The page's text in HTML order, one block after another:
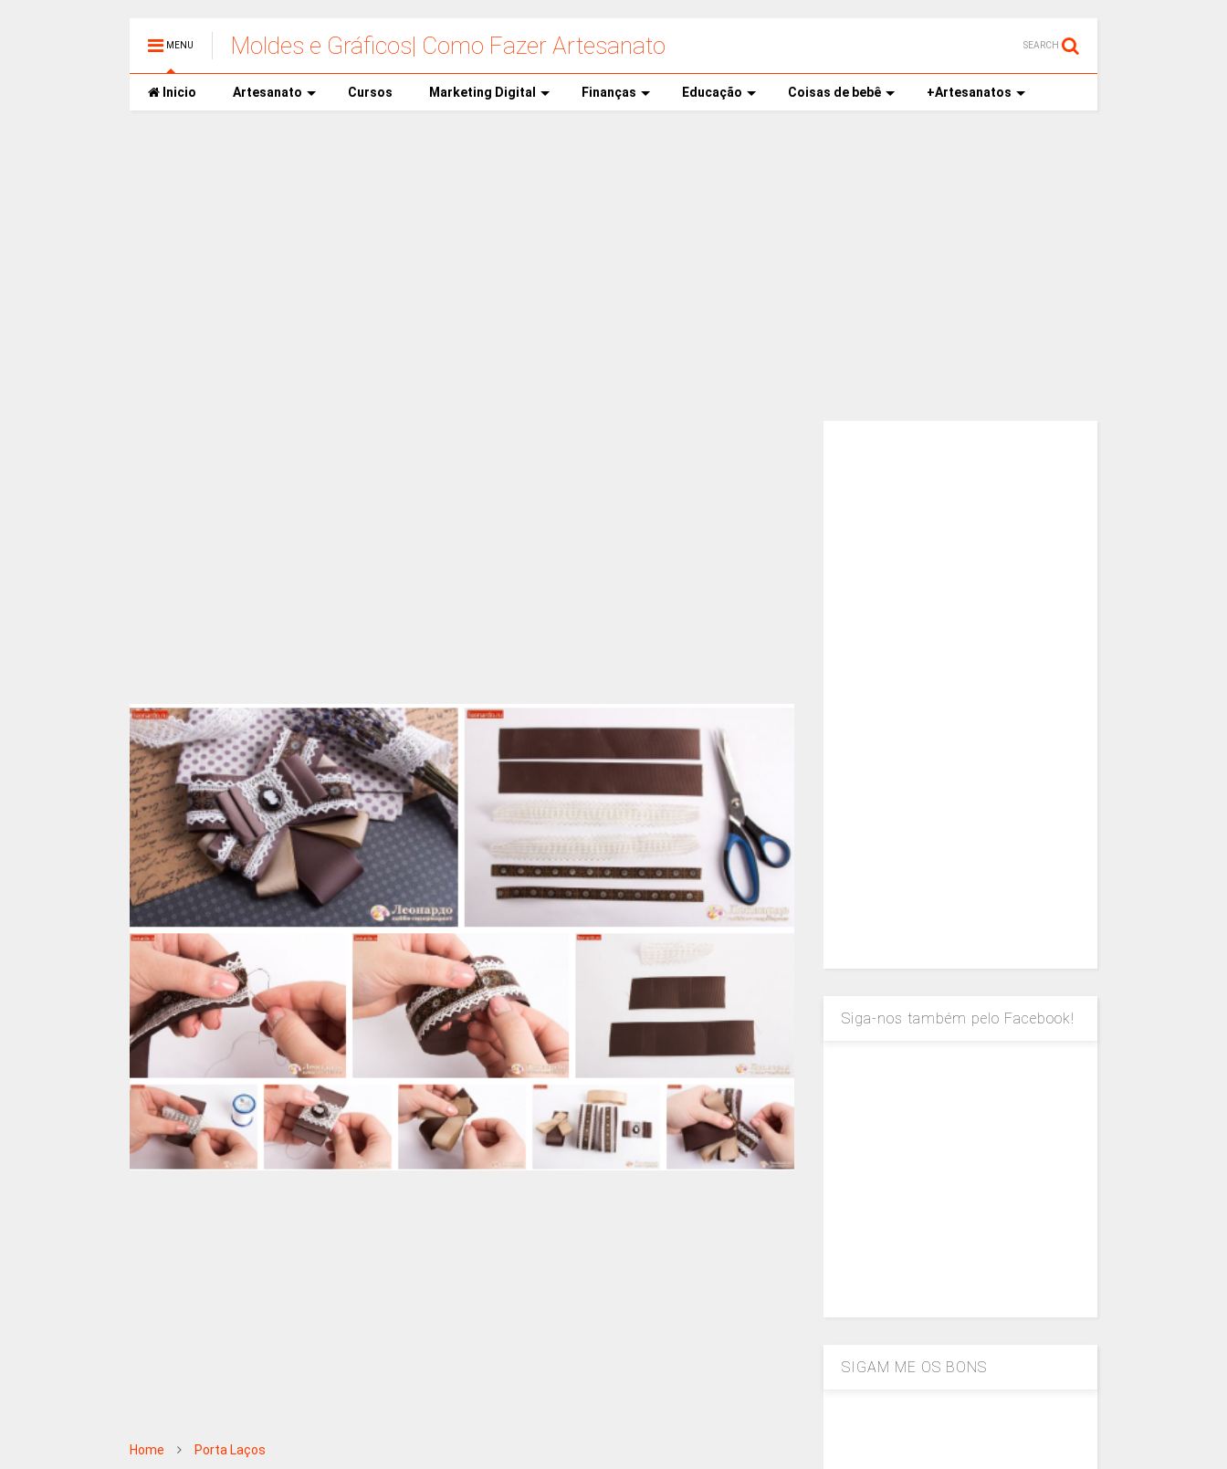
MENU Moldes e Gráficos| Como Fazer Artesanato SEARCH
Inicio Artesanato Cursos Marketing Digital Finanças Educação Coisas de bebê +Artesanatos
Home Porta Laços
Siga-nos também pelo Facebook!
SIGAM ME OS BONS